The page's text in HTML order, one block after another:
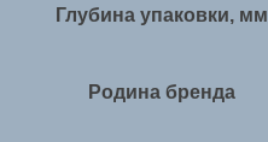
Глубина упаковки, мм
Родина бренда